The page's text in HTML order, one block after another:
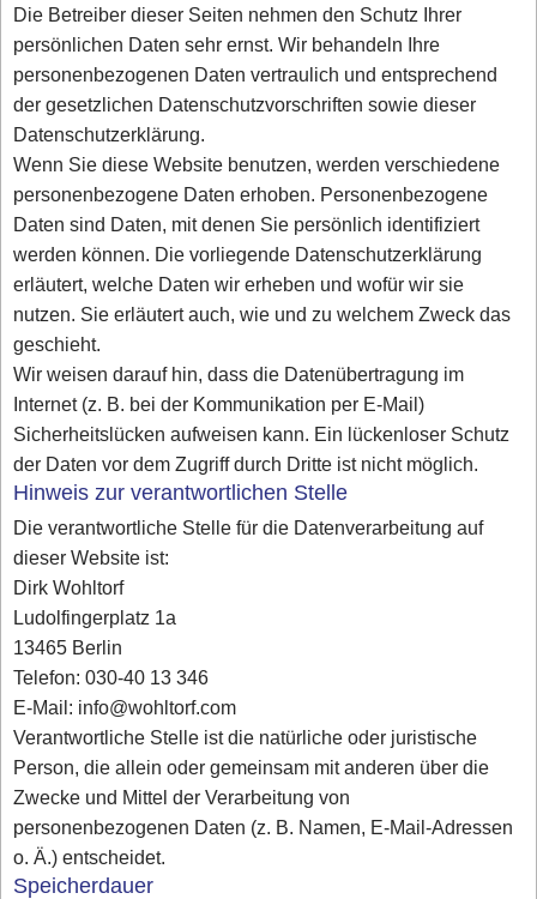
Die Betreiber dieser Seiten nehmen den Schutz Ihrer
persönlichen Daten sehr ernst. Wir behandeln Ihre
personenbezogenen Daten vertraulich und entsprechend
der gesetzlichen Datenschutzvorschriften sowie dieser
Datenschutzerklärung.
Wenn Sie diese Website benutzen, werden verschiedene
personenbezogene Daten erhoben. Personenbezogene
Daten sind Daten, mit denen Sie persönlich identifiziert
werden können. Die vorliegende Datenschutzerklärung
erläutert, welche Daten wir erheben und wofür wir sie
nutzen. Sie erläutert auch, wie und zu welchem Zweck das
geschieht.
Wir weisen darauf hin, dass die Datenübertragung im
Internet (z. B. bei der Kommunikation per E-Mail)
Sicherheitslücken aufweisen kann. Ein lückenloser Schutz
der Daten vor dem Zugriff durch Dritte ist nicht möglich.
Hinweis zur verantwortlichen Stelle
Die verantwortliche Stelle für die Datenverarbeitung auf
dieser Website ist:
Dirk Wohltorf
Ludolfingerplatz 1a
13465 Berlin
Telefon: 030-40 13 346
E-Mail: info@wohltorf.com
Verantwortliche Stelle ist die natürliche oder juristische
Person, die allein oder gemeinsam mit anderen über die
Zwecke und Mittel der Verarbeitung von
personenbezogenen Daten (z. B. Namen, E-Mail-Adressen
o. Ä.) entscheidet.
Speicherdauer